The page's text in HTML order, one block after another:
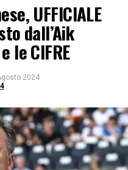
UFFICIALE
dall’Aik
le CIFRE
2024